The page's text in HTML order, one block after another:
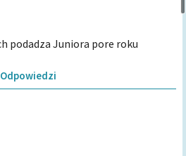
podadza Juniora pore roku
Odpowiedzi